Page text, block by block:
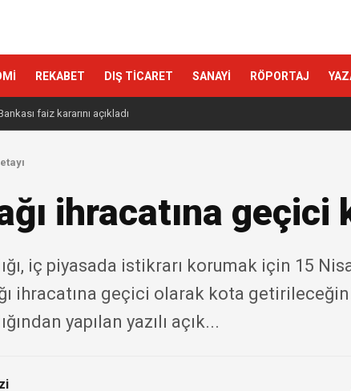
REKABET DIŞ TİCARET SANAYİ RÖPORTAJ
faiz kararını açıkladı
ihracatına geçici
iç piyasada istikrarı korumak için 15
ihracatına geçici olarak kota
yapılan yazılı açık...